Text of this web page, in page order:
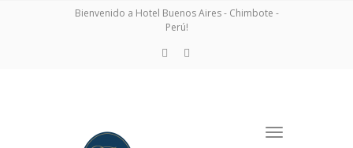
Bienvenido a Hotel Buenos Aires - Chimbote -
Perú!
Toggle